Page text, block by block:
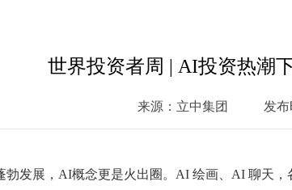
世界投资者周 | AI投资热潮
来源：立中集团 发布
勃发展，AI概念更是火出圈。AI 绘画、AI 聊天